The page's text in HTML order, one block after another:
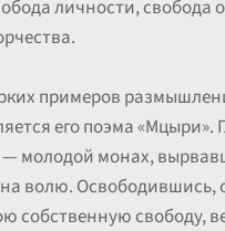
личности, свобода
примеров
его поэма «Мцыри».
молодой монах,
волю. Освободившись,
собственную свободу,